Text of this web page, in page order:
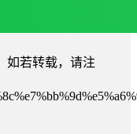
如若转载，请注